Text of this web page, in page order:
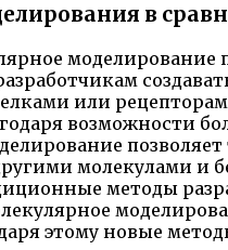
в
моделирование
или
возможности
молекулами и
методы
этому новые